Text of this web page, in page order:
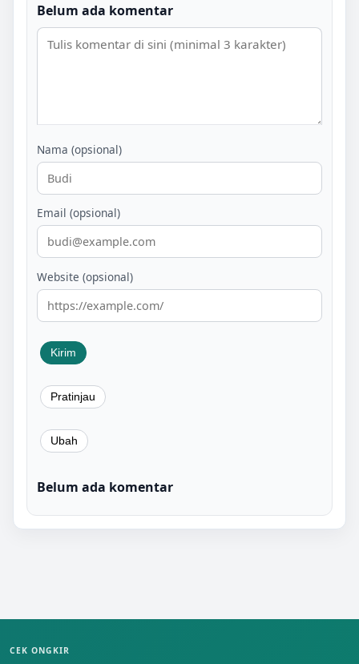
Belum ada komentar
Nama (opsional)
Email (opsional)
Website (opsional)
Belum ada komentar
CEK ONGKIR